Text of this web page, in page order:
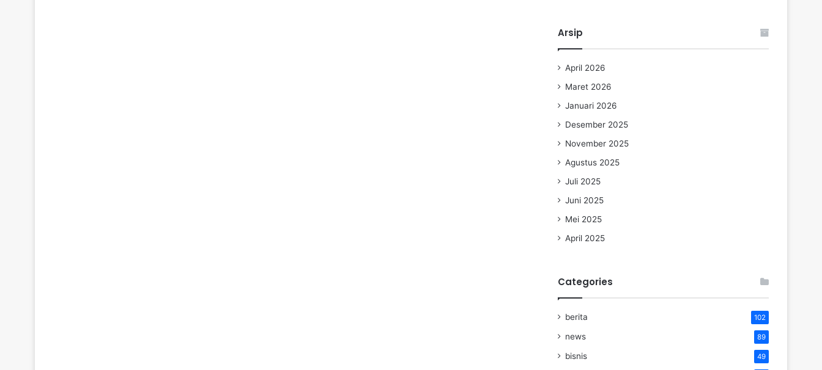
Arsip
April 2026
Maret 2026
Januari 2026
Desember 2025
November 2025
Agustus 2025
Juli 2025
Juni 2025
Mei 2025
April 2025
Categories
berita 102
news 89
bisnis 49